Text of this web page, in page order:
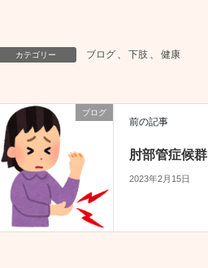
カテゴリー ブログ 、 下肢 、 健康
ブログ
前の記事
肘部管症候群
2023年2月15日